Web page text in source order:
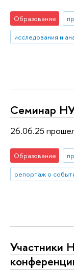
Образование
исследования и
Семинар
26.06.25
Образование
репортаж о
Участники